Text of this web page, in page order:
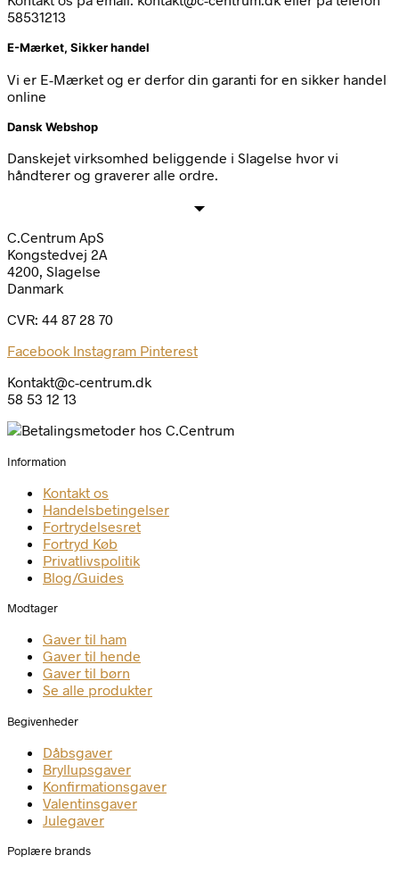
58531213
E-Mærket, Sikker handel
Vi er E-Mærket og er derfor din garanti for en sikker handel
online
Dansk Webshop
Danskejet virksomhed beliggende i Slagelse hvor vi
håndterer og graverer alle ordre.
C.Centrum ApS
Kongstedvej 2A
4200, Slagelse
Danmark
CVR: 44 87 28 70
Facebook Instagram Pinterest
Kontakt@c-centrum.dk
58 53 12 13
Information
Kontakt os
Handelsbetingelser
Fortrydelsesret
Fortryd Køb
Privatlivspolitik
Blog/Guides
Modtager
Gaver til ham
Gaver til hende
Gaver til børn
Se alle produkter
Begivenheder
Dåbsgaver
Bryllupsgaver
Konfirmationsgaver
Valentinsgaver
Julegaver
Poplære brands